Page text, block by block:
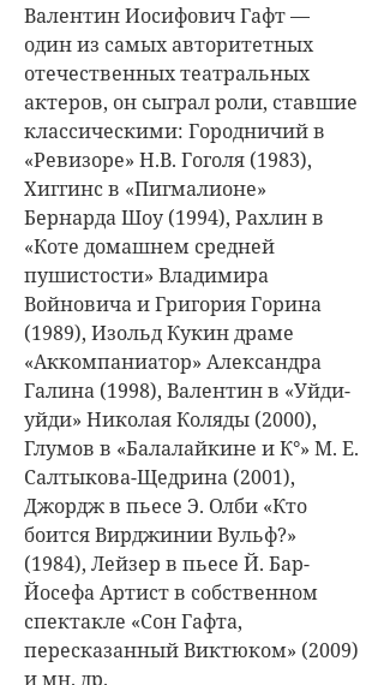
Валентин Иосифович Гафт —
один из самых авторитетных
отечественных театральных
актеров, он сыграл роли, ставшие
классическими: Городничий в
«Ревизоре» Н.В. Гоголя (1983),
Хиггинс в «Пигмалионе»
Бернарда Шоу (1994), Рахлин в
«Коте домашнем средней
пушистости» Владимира
Войновича и Григория Горина
(1989), Изольд Кукин драме
«Аккомпаниатор» Александра
Галина (1998), Валентин в «Уйди-
уйди» Николая Коляды (2000),
Глумов в «Балалайкине и К°» М. Е.
Салтыкова-Щедрина (2001),
Джордж в пьесе Э. Олби «Кто
боится Вирджинии Вульф?»
(1984), Лейзер в пьесе Й. Бар-
Йосефа Артист в собственном
спектакле «Сон Гафта,
пересказанный Виктюком» (2009)
и мн. др.